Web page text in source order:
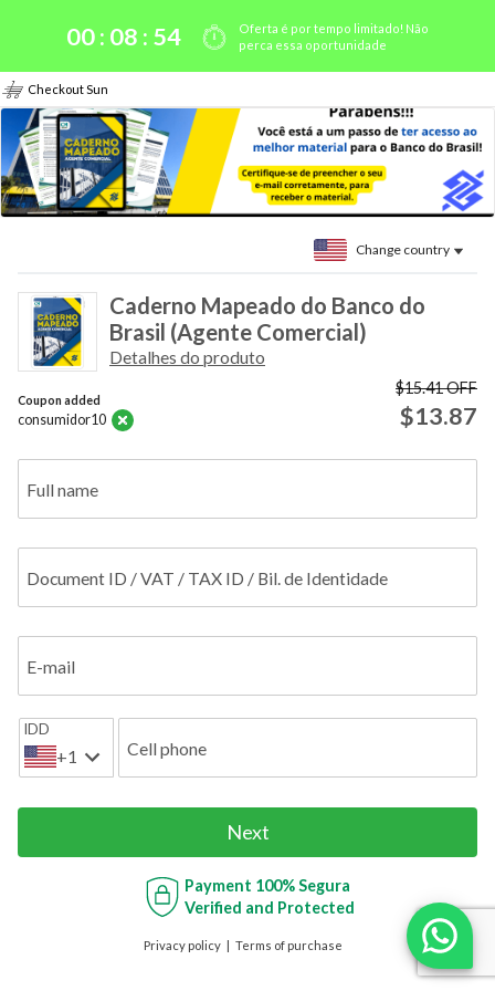
00 : 08 : 54
Oferta é por tempo limitado! Não
perca essa oportunidade
Checkout Sun
Change country
Caderno Mapeado do Banco do
Brasil (Agente Comercial)
Detalhes do produto
Coupon added
consumidor10
$15.41OFF
$13.87
Full name
Document ID / VAT / TAX ID / Bil. de Identidade
E-mail
IDD
+1 Cell phone
Next
Payment 100% Segura
Verified and Protected
Privacy policy Terms of purchase